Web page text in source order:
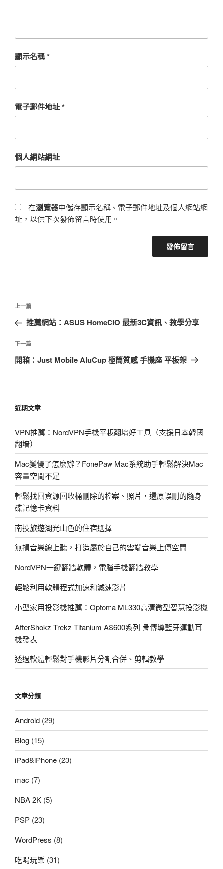
顯示名稱*
電子郵件地址*
個人網站網址
在瀏覽器中儲存顯示名稱、電子郵件地址及個人網站網
址，以供下次發佈留言時使用。
文
導
覽
上
一
文
章
上一篇
推薦網站：ASUS HomeCIO 最新3C資訊、教學分享
下
一
下一篇
開箱：Just Mobile AluCup 極簡質感 手機座 平板架
近期文章
VPN推薦：NordVPN手機平板翻墻好工具（支援日本韓國
翻墻）
Mac變慢了怎麼辦？FonePaw Mac系統助手輕鬆解決Mac
容量空間不足
輕鬆找回資源回收桶刪除的檔案、照片，還原誤刪的隨身
碟記憶卡資料
南投旅遊湖光山色的住宿選擇
無損音樂線上聽，打造屬於自己的雲端音樂上傳空間
NordVPN一鍵翻牆軟體，電腦手機翻牆教學
輕鬆利用軟體程式加速和減速影片
小型家用投影機推薦：Optoma ML330高清微型智慧投影機
AfterShokz Trekz Titanium AS600系列 骨傳導藍牙運動耳
機發表
透過軟體輕鬆對手機影片分割合併、剪輯教學
文章分類
Android (29)
Blog (15)
iPad&iPhone (23)
mac (7)
NBA 2K (5)
PSP (23)
WordPress (8)
吃喝玩樂 (31)